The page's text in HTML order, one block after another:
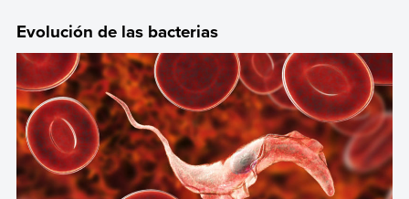
Evolución de las bacterias